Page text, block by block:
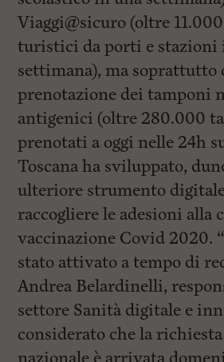
Viaggi@sicuro (oltre
turistici da porti e stazioni
settimana), ma
prenotazione dei tamponi
antigenici (oltre 280.000
prenotati a oggi nelle 24h
Toscana ha sviluppato,
ulteriore strumento
raccogliere le adesioni alla
vaccinazione Covid 2020.
stato attivato a tempo di
Andrea Belardinelli,
settore Sanità digitale e
considerato che la